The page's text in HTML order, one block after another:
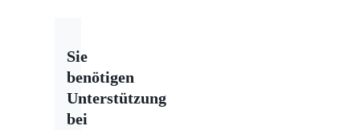
Sie
benötigen
Unterstützung
bei